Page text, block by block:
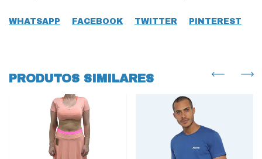
WHATSAPP FACEBOOK TWITTER PINTEREST
PRODUTOS SIMILARES